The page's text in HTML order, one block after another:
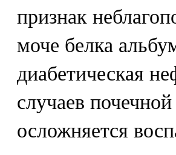
признак
моче белка
диабетическая
случаев
осложняется